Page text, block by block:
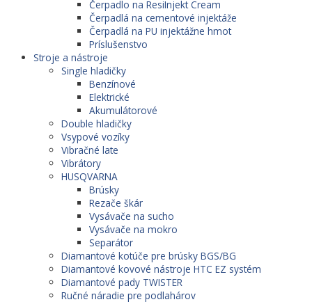
Čerpadlo na ResiInjekt Cream
Čerpadlá na cementové injektáže
Čerpadlá na PU injektážne hmot
Príslušenstvo
Stroje a nástroje
Single hladičky
Benzínové
Elektrické
Akumulátorové
Double hladičky
Vsypové vozíky
Vibračné late
Vibrátory
HUSQVARNA
Brúsky
Rezače škár
Vysávače na sucho
Vysávače na mokro
Separátor
Diamantové kotúče pre brúsky BGS/BG
Diamantové kovové nástroje HTC EZ systém
Diamantové pady TWISTER
Ručné náradie pre podlahárov